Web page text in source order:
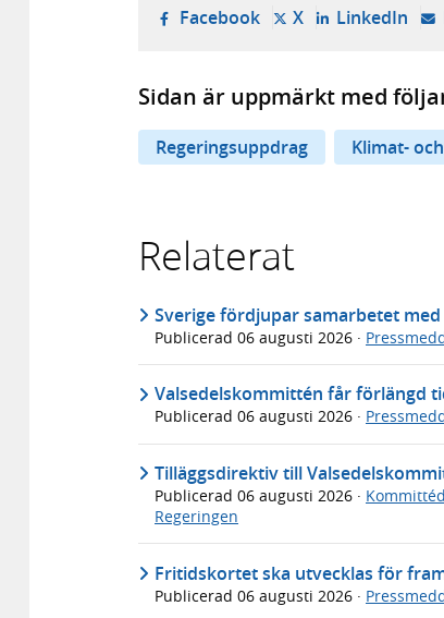
Facebook- öppnas i ny flik,
X- öppnas i ny
LinkedIn-
Sidan är uppmärkt med
Regeringsuppdrag Klimat-
Relaterat
Sverige fördjupar samarbetet
Publicerad 06 augusti 2026 ·
Valsedelskommittén får förlängd
Publicerad 06 augusti 2026 ·
Tilläggsdirektiv till
Publicerad 06 augusti 2026 ·
Regeringen
Fritidskortet ska utvecklas för
Publicerad 06 augusti 2026 ·